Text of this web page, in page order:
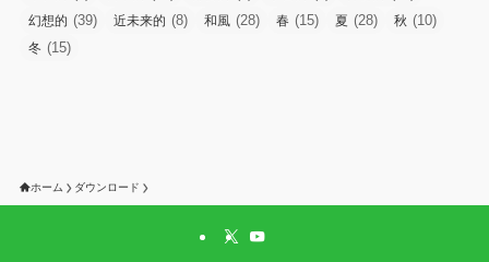
幻想的 (39) 近未来的 (8) 和風 (28) 春 (15) 夏 (28) 秋 (10)
冬 (15)
ホーム ダウンロード